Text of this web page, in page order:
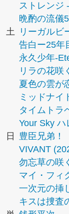
ストレンジ
晩酌の流
土
リーガルビ
告白ー25年
永久少年-
リラの花咲
夏色の雲が
ミッドナイ
タイムトラ
Your Sky ハ
日
豊臣兄弟！
VIVANT
勿忘草の咲
マイ・フィ
一次元の挿
キスは捜査